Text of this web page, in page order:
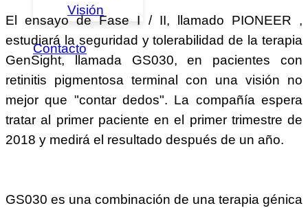
Visión
Contacto
El ensayo de Fase I / II, llamado PIONEER ,
estudiará la seguridad y tolerabilidad de la terapia
GenSight, llamada GS030, en pacientes con
retinitis pigmentosa terminal con una visión no
mejor que "contar dedos". La compañía espera
tratar al primer paciente en el primer trimestre de
2018 y medirá el resultado después de un año.
GS030 es una combinación de una terapia génica